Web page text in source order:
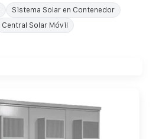
Sistema Solar en Contenedor
Central Solar Móvil